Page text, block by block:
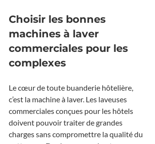
Choisir les bonnes
machines à laver
commerciales pour les
complexes
Le cœur de toute buanderie hôtelière,
c’est la machine à laver. Les laveuses
commerciales conçues pour les hôtels
doivent pouvoir traiter de grandes
charges sans compromettre la qualité du